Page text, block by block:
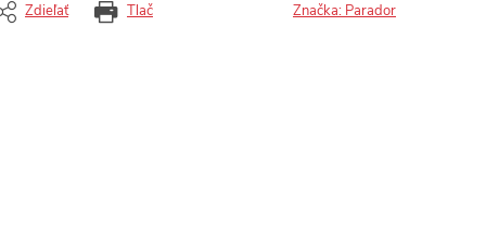
Tlač
Zdieľať Značka: Parador